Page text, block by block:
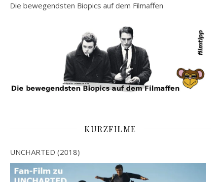
Die bewegendsten Biopics auf dem Filmaffen
KURZFILME
UNCHARTED (2018)